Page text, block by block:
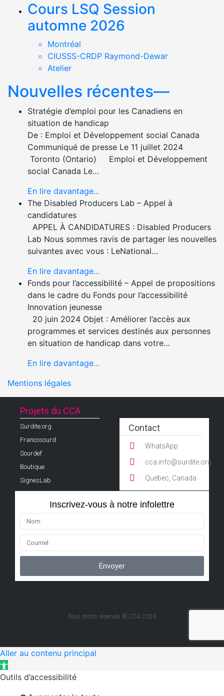
Cours LSQ Session
automne 2026
Montréal
CIUSSS-CRDP Raymond-Dewar
Atelier
Nouvelles récentes—
Stratégie d’emploi pour les Canadiens en
situation de handicap
De : Emploi et Développement social Canada
Communiqué de presse Le 11 juillet 2024
Toronto (Ontario) Emploi et Développement
social Canada Le…
En lire davantage...
The Disabled Producers Lab – Appel à
candidatures
APPEL À CANDIDATURES : Disabled Producers
Lab Nous sommes ravis de partager les nouvelles
suivantes avec vous : LeNational…
En lire davantage...
Fonds pour l’accessibilité – Appel de propositions
dans le cadre du Fonds pour l’accessibilité
Innovation jeunesse
20 juin 2024 Objet : Améliorer l’accès aux
programmes et services destinés aux personnes
en situation de handicap dans votre…
En lire davantage...
Mentions légales
Aller au contenu principal
Ouvrir la barre d’outils
Outils d’accessibilité